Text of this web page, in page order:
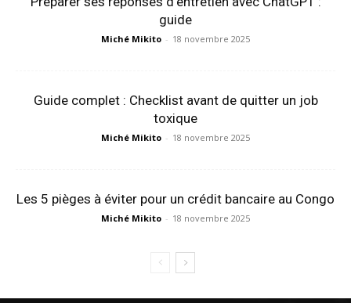
guide
Miché Mikito - 18 novembre 2025
Guide complet : Checklist avant de quitter un job
toxique
Miché Mikito - 18 novembre 2025
Les 5 pièges à éviter pour un crédit bancaire au Congo
Miché Mikito - 18 novembre 2025